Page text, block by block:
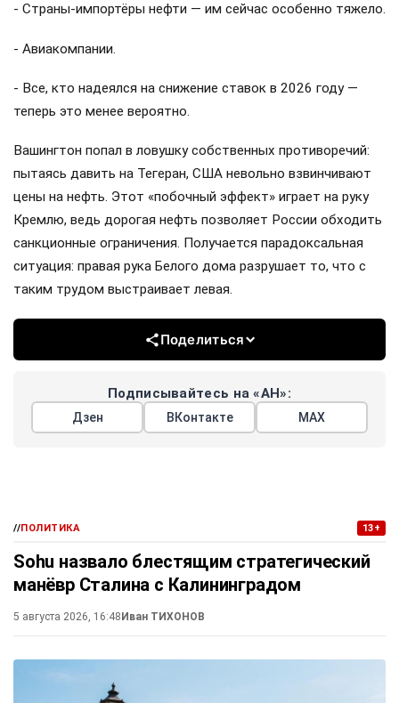
- Страны-импортёры нефти — им сейчас особенно тяжело.
- Авиакомпании.
- Все, кто надеялся на снижение ставок в 2026 году —
теперь это менее вероятно.
Вашингтон попал в ловушку собственных противоречий:
пытаясь давить на Тегеран, США невольно взвинчивают
цены на нефть. Этот «побочный эффект» играет на руку
Кремлю, ведь дорогая нефть позволяет России обходить
санкционные ограничения. Получается парадоксальная
ситуация: правая рука Белого дома разрушает то, что с
таким трудом выстраивает левая.
Поделиться
Подписывайтесь на «АН»:
Дзен ВКонтакте МАХ
//ПОЛИТИКА 13+
Sohu назвало блестящим стратегический
манёвр Сталина с Калининградом
5 августа 2026, 16:48 Иван ТИХОНОВ